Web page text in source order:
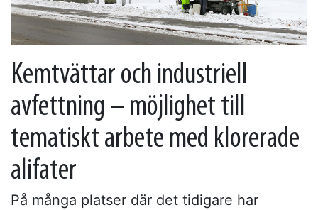
Kemtvättar och industriell
avfettning – möjlighet till
tematiskt arbete med klorerade
alifater
På många platser där det tidigare har